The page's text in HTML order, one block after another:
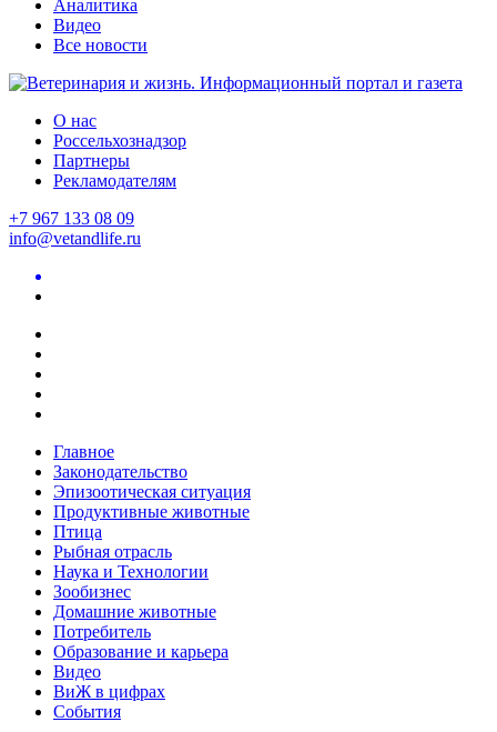
Аналитика
Видео
Все новости
О нас
Россельхознадзор
Партнеры
Рекламодателям
+7 967 133 08 09
info@vetandlife.ru
Главное
Законодательство
Эпизоотическая ситуация
Продуктивные животные
Птица
Рыбная отрасль
Наука и Технологии
Зообизнес
Домашние животные
Потребитель
Образование и карьера
Видео
ВиЖ в цифрах
События